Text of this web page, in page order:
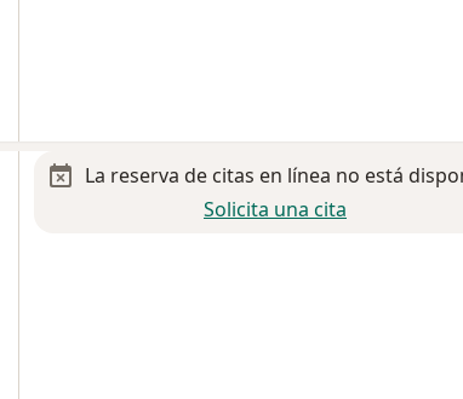
La reserva de citas en línea no está
Solicita una cita